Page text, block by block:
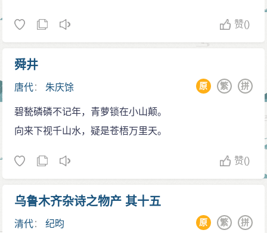
赞()
舜井
唐代： 朱庆馀 拼
繁
原
碧甃磷磷不记年，青萝锁在小山颠。
向来下视千山水，疑是苍梧万里天。
赞()
乌鲁木齐杂诗之物产 其十五
清代：纪昀 拼
繁
原